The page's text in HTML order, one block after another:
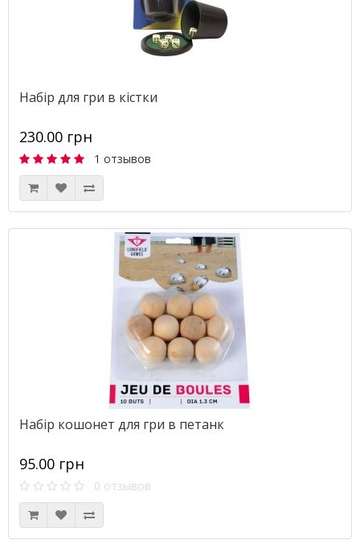
Набір для гри в кістки
230.00 грн
1 отзывов
Набір кошонет для гри в петанк
95.00 грн
0 отзывов